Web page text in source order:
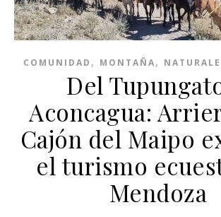
COMUNIDAD , MONTAÑA,
Del
Aconcagua:
Cajón del Maipo
el turismo
Mendoza